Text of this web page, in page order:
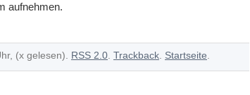
aufnehmen.
(x gelesen). RSS 2.0. Trackback. Startseite.